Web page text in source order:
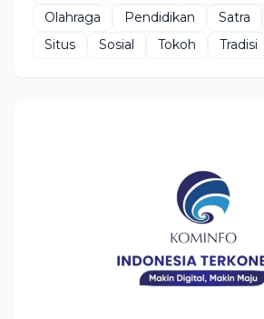
Olahraga
Pendidikan Satra
Situs
Sosial Tokoh Tradisi